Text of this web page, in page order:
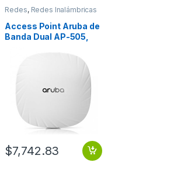
Redes, Redes Inalámbricas
Access Point Aruba de
Banda Dual AP-505,
2.4/5GHz, 2 Antenas
$7,742.83